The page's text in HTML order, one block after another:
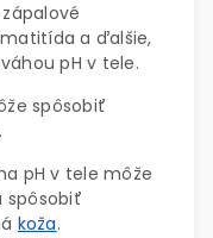
a ďalšie,
pH v tele.
spôsobiť
pH v tele môže
spôsobiť
koža.